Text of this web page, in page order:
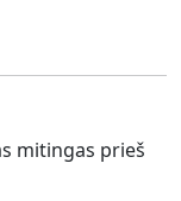
mitingas prieš